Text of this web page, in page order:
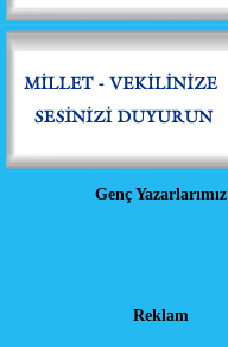
Genç Yazarlarımız
Reklam